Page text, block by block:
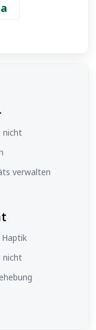
nicht
verwalten
Haptik
nicht